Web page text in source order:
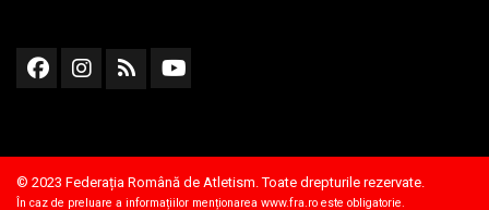
© 2023 Federația Română de Atletism. Toate drepturile rezervate.
În caz de preluare a informațiilor menționarea www.fra.ro este obligatorie.